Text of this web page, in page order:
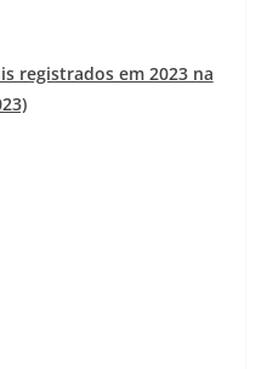
registrados em 2023 na